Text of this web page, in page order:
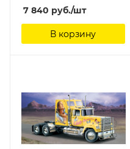
7 840 руб./шт
В корзину